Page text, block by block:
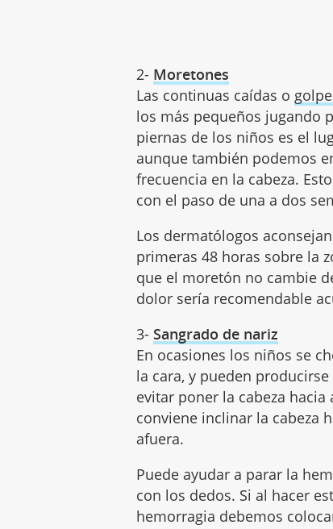
2- Moretones
Las continuas caídas o
los más pequeños jugando
piernas de los niños es el
aunque también podemos
frecuencia en la cabeza.
con el paso de una a dos
Los dermatólogos
primeras 48 horas sobre la
que el moretón no cambie
dolor sería recomendable
3-Sangrado de nariz
En ocasiones los niños se
la cara, y pueden
evitar poner la cabeza
conviene inclinar la cabeza
afuera.
Puede ayudar a parar la
con los dedos. Si al hacer
hemorragia debemos